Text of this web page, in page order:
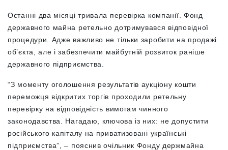
Останні два місяці тривала перевірка компанії. Фонд
державного майна ретельно дотримувався відповідної
процедури. Адже важливо не тільки заробити на продажі
об’єкта, але і забезпечити майбутній розвиток раніше
державного підприємства.
“З моменту оголошення результатів аукціону кошти
переможця відкритих торгів проходили ретельну
перевірку на відповідність вимогам чинного
законодавства. Нагадаю, ключова із них: не допустити
російського капіталу на приватизовані українські
підприємства”, – пояснив очільник Фонду держмайна